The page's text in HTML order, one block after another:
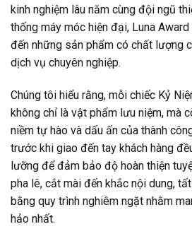
kinh nghiệm lâu năm cùng đội ngũ
thống máy móc hiện đại, Luna
đến những sản phẩm có chất lượng
dịch vụ chuyên nghiệp.
Chúng tôi hiểu rằng, mỗi chiếc Kỷ
không chỉ là vật phẩm lưu niệm, mà
niềm tự hào và dấu ấn của thành
trước khi giao đến tay khách hàng
lưỡng để đảm bảo độ hoàn thiện
pha lê, cắt mài đến khắc nội dung,
bằng quy trình nghiêm ngặt nhằm
hảo nhất.